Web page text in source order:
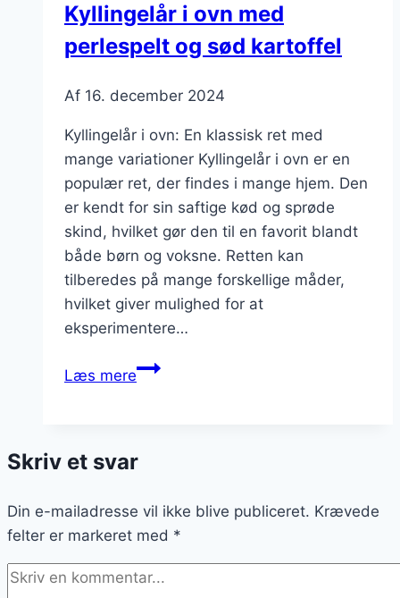
citron
Kyllingelår i ovn med
perlespelt og sød kartoffel
Af 16. december 2024
Kyllingelår i ovn: En klassisk ret med
mange variationer Kyllingelår i ovn er en
populær ret, der findes i mange hjem. Den
er kendt for sin saftige kød og sprøde
skind, hvilket gør den til en favorit blandt
både børn og voksne. Retten kan
tilberedes på mange forskellige måder,
hvilket giver mulighed for at
eksperimentere…
Læs mereKyllingelår
perlespelt
sød
kartoffel
Skriv et svar
Din e-mailadresse vil ikke blive publiceret. Krævede
felter er markeret med *